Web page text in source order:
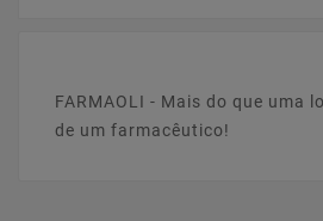
FARMAOLI - Mais do que uma
de um farmacêutico!